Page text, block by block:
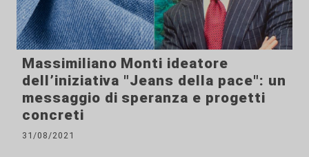
Massimiliano Monti ideatore
dell’iniziativa "Jeans della pace": un
messaggio di speranza e progetti
concreti
31/08/2021